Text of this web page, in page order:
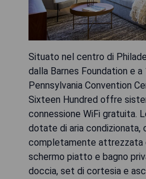
Situato nel centro di
dalla Barnes Foundation e
Pennsylvania Convention
Sixteen Hundred offre
connessione WiFi gratuita.
dotate di aria condizionata,
completamente attrezzata
schermo piatto e bagno
doccia, set di cortesia e